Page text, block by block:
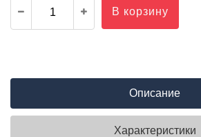
В корзину
Описание
Характеристики